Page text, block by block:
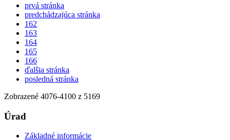
prvá stránka
predchádzajúca stránka
162
163
164
165
166
ďalšia stránka
posledná stránka
Zobrazené 4076-4100 z 5169
Úrad
Základné informácie